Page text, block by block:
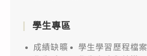
學生專區
成績缺曠
學生學習歷程檔